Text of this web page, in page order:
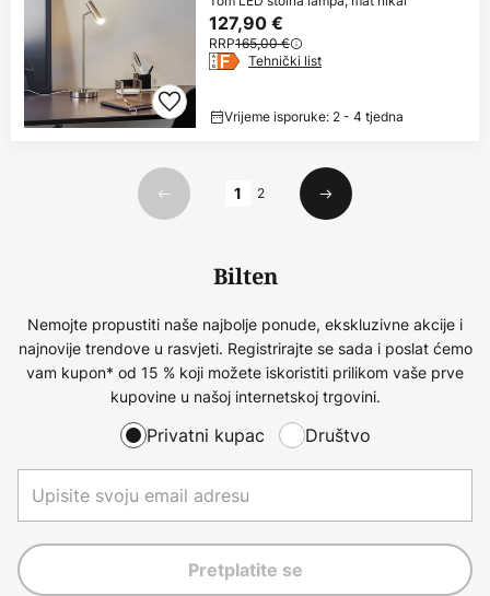
127,90 €
RRP165,00 €
Tehnički list
Vrijeme isporuke: 2 - 4 tjedna
Prethodno
1 2
Sljedeći
Bilten
Nemojte propustiti naše najbolje ponude, ekskluzivne akcije i
najnovije trendove u rasvjeti. Registrirajte se sada i poslat ćemo
vam kupon* od 15 % koji možete iskoristiti prilikom vaše prve
kupovine u našoj internetskoj trgovini.
Privatni kupac Društvo
Pretplatite se